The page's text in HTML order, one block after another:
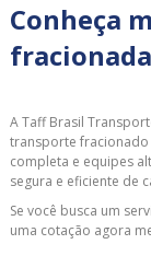
Conheça
A Taff Brasil
transporte fracionado
completa e equipes
segura e eficiente de
Se você busca um
uma cotação agora